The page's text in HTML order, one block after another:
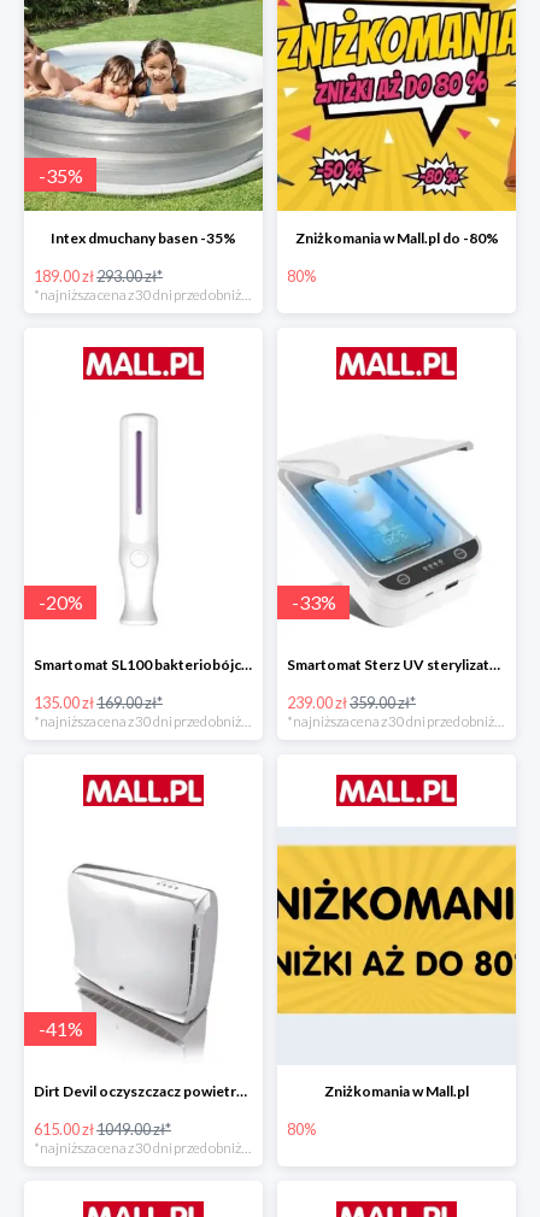
-35%
Intex dmuchany basen -35%
189.00 zł293.00 zł*
Zniżkomania w Mall.pl do -80%
80%
-20%
Smartomat SL100 bakteriobójcza lampa UV -20%
135.00 zł169.00 zł*
-33%
Smartomat Sterz UV sterylizator -33%
239.00 zł359.00 zł*
-41%
Dirt Devil oczyszczacz powietrza Pureza 350 -41%
615.00 zł1049.00 zł*
*najniższa cena z 30 dni przed obniżką
Zniżkomania w Mall.pl
80%